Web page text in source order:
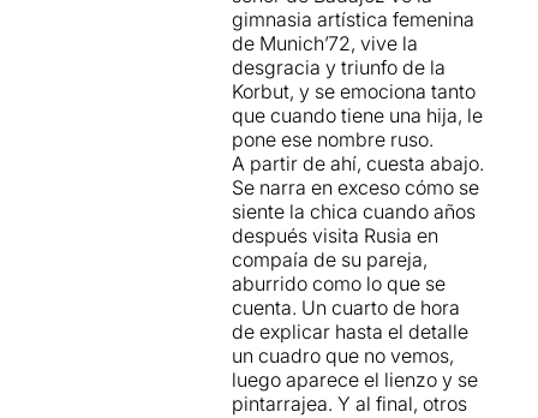
Definida com una mena de
road movie, queper
nosaltres ha resultat força
confús ; un homenatge als
éssers sensibles d'aquest
món, que ha començat amb
unes escenes que
recordaven vagament el
tràiler que vàrem veure fa un
any, però que després es
perd amb unesescenes
força estàtiques
desdibuixades que en
conjunt no ens ha
interessat , malgrat alguns
moments potents i d'altres
queens han fet caure en
gimnasia artística femenina
de Munich’72, vive la
desgracia y triunfo de la
Korbut, y se emociona tanto
que cuando tiene una hija, le
pone ese nombre ruso.
A partir de ahí, cuesta abajo.
Se narra en exceso cómo se
siente la chica cuando años
después visita Rusia en
compaía de su pareja,
aburrido como lo que se
cuenta. Un cuarto de hora
de explicar hasta el detalle
un cuadro que no vemos,
luego aparece el lienzo y se
pintarrajea. Y al final, otros